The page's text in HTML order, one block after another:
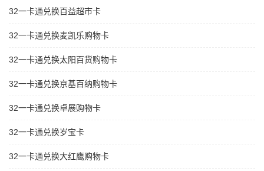
32一卡通兑换百益超市卡
32一卡通兑换麦凯乐购物卡
32一卡通兑换太阳百货购物卡
32一卡通兑换京基百纳购物卡
32一卡通兑换卓展购物卡
32一卡通兑换岁宝卡
32一卡通兑换大红鹰购物卡